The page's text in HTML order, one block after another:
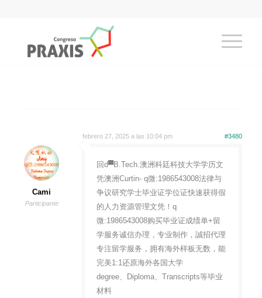
febrero 27, 2025 a las 10:04 pm #3480
Cami
Participante
回d▀B.Tech.澳洲科廷科技大学学历文
凭澳洲Curtin- q微:1986543008法律与
争议研究学士毕业证学位证快速获得假
的人力资源管理文凭！q
微:1986543008购买毕业证成绩单+留
学服务诚信办理，专业制作，誠招代理
专注留学服务，拥有海外样板无数，能
完美1:1还原海外各国大学
degree、Diploma、Transcripts等毕业
材料